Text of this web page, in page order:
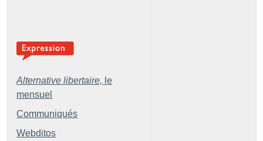
Alternative libertaire, le
mensuel
Communiqués
Webditos